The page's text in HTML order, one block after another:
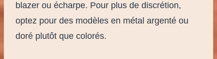
blazer ou écharpe. Pour plus de discrétion,
optez pour des modèles en métal argenté ou
doré plutôt que colorés.